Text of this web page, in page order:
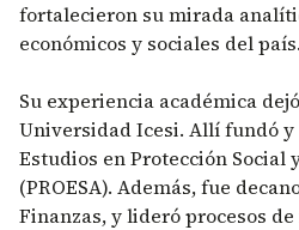
fortalecieron su mirada
económicos y sociales del país.
Su experiencia académica
Universidad Icesi. Allí fundó
Estudios en Protección Social
(PROESA). Además, fue
Finanzas, y lideró procesos